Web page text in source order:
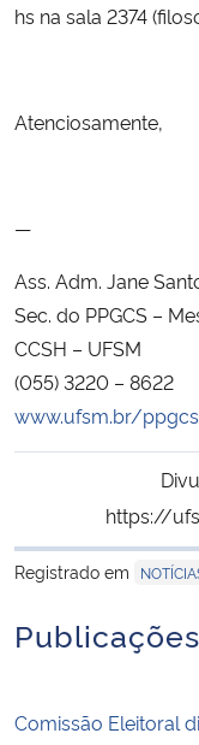
Banco Central do Brasil
Planalto
hs na sala 2374
Atenciosamente,
—
Ass. Adm. Jane
Sec. do PPGCS –
CCSH – UFSM
(055) 3220 – 8622
www.ufsm.br/
https://
Registrado em
Comissão Eleitoral